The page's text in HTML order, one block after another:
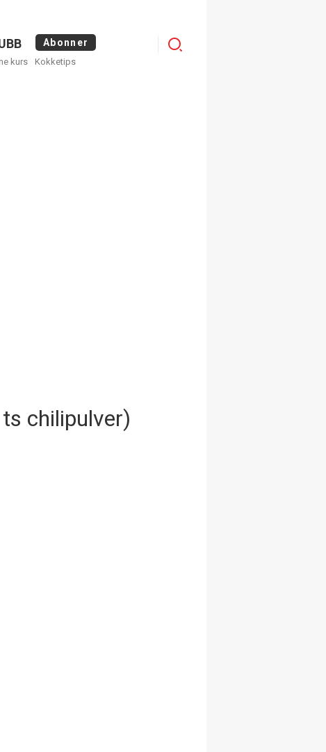
Abonner
kurs Kokketips
Logg
chilipulver)